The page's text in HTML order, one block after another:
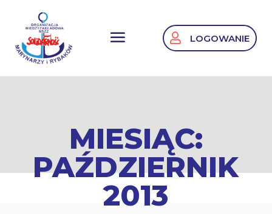
LOGOWANIE
MIESIĄC:
PAŹDZIERNIK
2013